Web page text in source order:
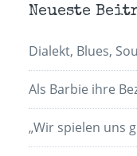
Neueste
Dialekt, Blues,
Als Barbie ihre
„Wir spielen uns